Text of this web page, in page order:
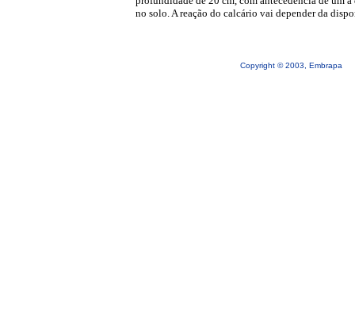
no solo. A reação do calcário vai depender da
Copyright © 2003, Embrapa